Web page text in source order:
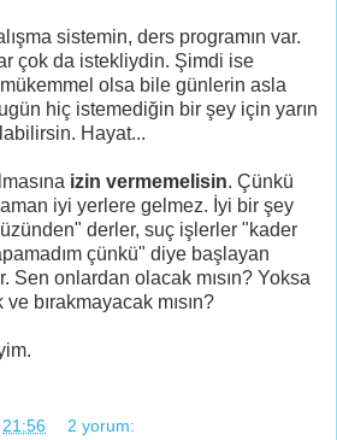
sistemin, ders programın var.
çok da istekliydin. Şimdi ise
mükemmel olsa bile günlerin asla
hiç istemediğin bir şey için yarın
Hayat...
izin vermemelisin. Çünkü
iyi yerlere gelmez. İyi bir şey
derler, suç işlerler "kader
çünkü" diye başlayan
Sen onlardan olacak mısın? Yoksa
bırakmayacak mısın?
21:56 2 yorum: